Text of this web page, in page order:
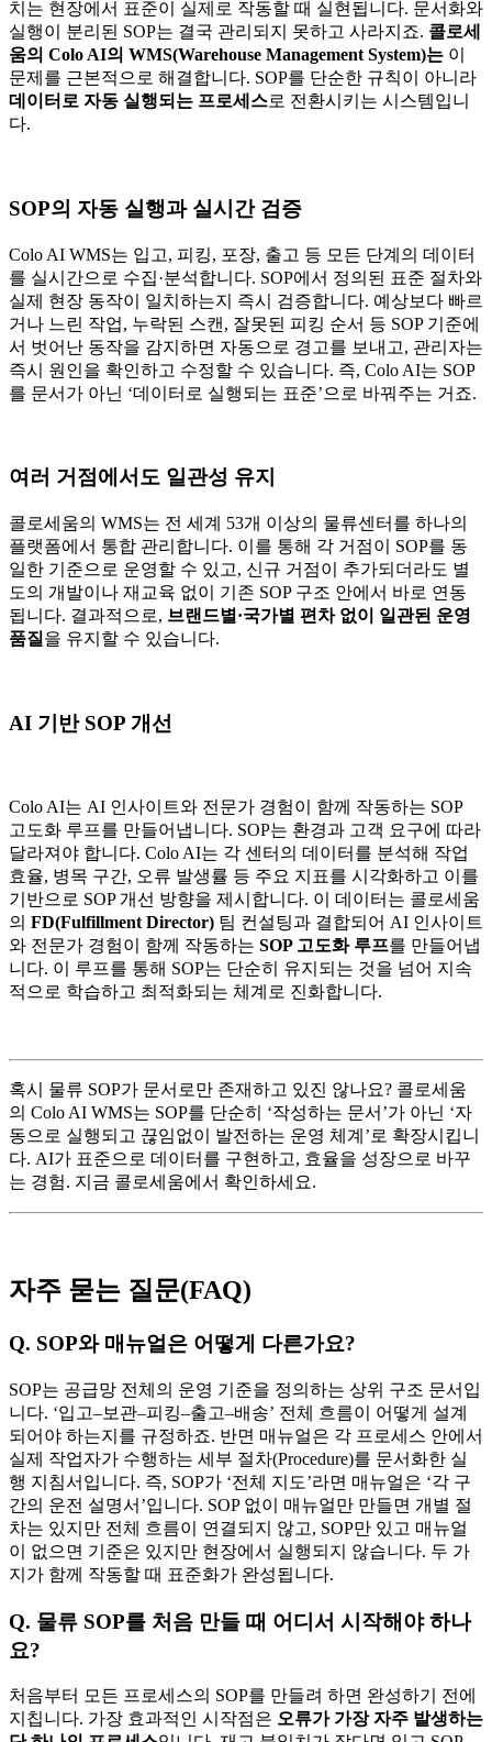
치는 현장에서 표준이 실제로 작동할 때 실현됩니다. 문서화와
실행이 분리된 SOP는 결국 관리되지 못하고 사라지죠. 콜로세
움의 Colo AI의 WMS(Warehouse Management System)는 이
문제를 근본적으로 해결합니다. SOP를 단순한 규칙이 아니라
데이터로 자동 실행되는 프로세스로 전환시키는 시스템입니
다.
SOP의 자동 실행과 실시간 검증
Colo AI WMS는 입고, 피킹, 포장, 출고 등 모든 단계의 데이터
를 실시간으로 수집·분석합니다. SOP에서 정의된 표준 절차와
실제 현장 동작이 일치하는지 즉시 검증합니다. 예상보다 빠르
거나 느린 작업, 누락된 스캔, 잘못된 피킹 순서 등 SOP 기준에
서 벗어난 동작을 감지하면 자동으로 경고를 보내고, 관리자는
즉시 원인을 확인하고 수정할 수 있습니다. 즉, Colo AI는 SOP
를 문서가 아닌 ‘데이터로 실행되는 표준’으로 바꿔주는 거죠.
여러 거점에서도 일관성 유지
콜로세움의 WMS는 전 세계 53개 이상의 물류센터를 하나의
플랫폼에서 통합 관리합니다. 이를 통해 각 거점이 SOP를 동
일한 기준으로 운영할 수 있고, 신규 거점이 추가되더라도 별
도의 개발이나 재교육 없이 기존 SOP 구조 안에서 바로 연동
됩니다. 결과적으로, 브랜드별·국가별 편차 없이 일관된 운영
품질 을 유지할 수 있습니다.
AI 기반 SOP 개선
Colo AI는 AI 인사이트와 전문가 경험이 함께 작동하는 SOP
고도화 루프를 만들어냅니다. SOP는 환경과 고객 요구에 따라
달라져야 합니다. Colo AI는 각 센터의 데이터를 분석해 작업
효율, 병목 구간, 오류 발생률 등 주요 지표를 시각화하고 이를
기반으로 SOP 개선 방향을 제시합니다. 이 데이터는 콜로세움
의 FD(Fulfillment Director) 팀 컨설팅과 결합되어 AI 인사이트
와 전문가 경험이 함께 작동하는 SOP 고도화 루프를 만들어냅
니다. 이 루프를 통해 SOP는 단순히 유지되는 것을 넘어 지속
적으로 학습하고 최적화되는 체계로 진화합니다.
혹시 물류 SOP가 문서로만 존재하고 있진 않나요? 콜로세움
의 Colo AI WMS는 SOP를 단순히 ‘작성하는 문서’가 아닌 ‘자
동으로 실행되고 끊임없이 발전하는 운영 체계’로 확장시킵니
다. AI가 표준으로 데이터를 구현하고, 효율을 성장으로 바꾸
는 경험. 지금 콜로세움에서 확인하세요.
자주 묻는 질문(FAQ)
Q. SOP와 매뉴얼은 어떻게 다른가요?
SOP는 공급망 전체의 운영 기준을 정의하는 상위 구조 문서입
니다. ‘입고–보관–피킹–출고–배송’ 전체 흐름이 어떻게 설계
되어야 하는지를 규정하죠. 반면 매뉴얼은 각 프로세스 안에서
실제 작업자가 수행하는 세부 절차(Procedure)를 문서화한 실
행 지침서입니다. 즉, SOP가 ‘전체 지도’라면 매뉴얼은 ‘각 구
간의 운전 설명서’입니다. SOP 없이 매뉴얼만 만들면 개별 절
차는 있지만 전체 흐름이 연결되지 않고, SOP만 있고 매뉴얼
이 없으면 기준은 있지만 현장에서 실행되지 않습니다. 두 가
지가 함께 작동할 때 표준화가 완성됩니다.
Q. 물류 SOP를 처음 만들 때 어디서 시작해야 하나
요?
처음부터 모든 프로세스의 SOP를 만들려 하면 완성하기 전에
지칩니다. 가장 효과적인 시작점은 오류가 가장 자주 발생하는